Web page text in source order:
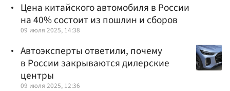
Цена китайского автомобиля в России
на 40% состоит из пошлин и сборов
09 июля 2025, 14:38
Автоэксперты ответили, почему
в России закрываются дилерские
центры
09 июля 2025, 12:36